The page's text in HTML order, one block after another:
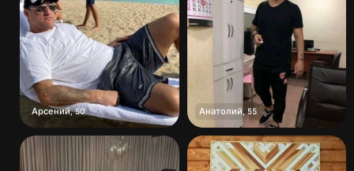
Арсений,50 Анатолий 55